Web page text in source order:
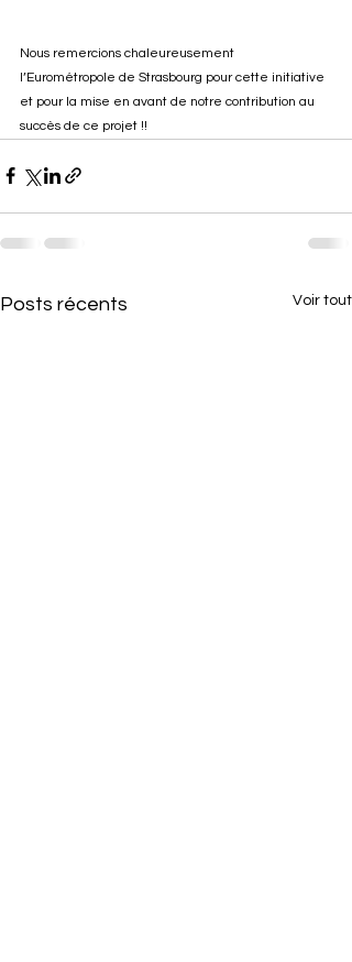
Nous remercions chaleureusement
l’Eurométropole de Strasbourg pour cette initiative
et pour la mise en avant de notre contribution au
succès de ce projet !!
Posts récents Voir tout